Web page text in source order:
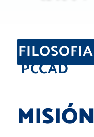
FILOSOFIA
PCCAD
MISIÓN